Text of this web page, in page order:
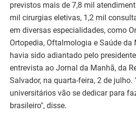
previstos mais de 7,8 mil
mil cirurgias eletivas, 1,2 mil
em diversas especialidades, como
Ortopedia, Oftalmologia e Saúde da
havia sido adiantado pelo
entrevista ao Jornal da Manhã, da
Salvador, na quarta-feira, 2 de
universitários vão se dedicar para
brasileiro", disse.